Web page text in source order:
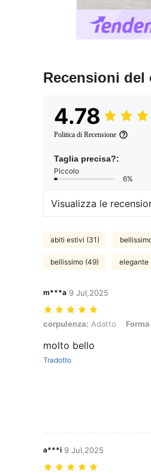
Recensioni del
4.78
Politica di Recensione
Taglia precisa?:
Piccolo
6%
Visualizza le
abiti estivi (31)
bellissimo (49) elegante
m***a 9 Jul,2025
corpulenza: Adatto, Forma del
corpulenza: Adatto
molto bello
Tradotto
a***i 9 Jul,2025